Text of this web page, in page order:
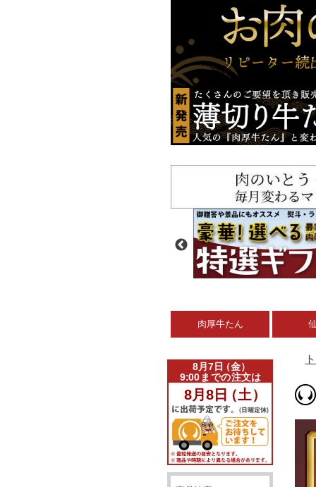
肉厚牛たん